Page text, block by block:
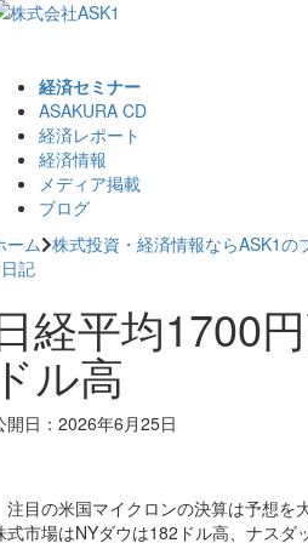
経済セミナー
ASAKURA CD
経済レポート
経済情報
メディア掲載
ブログ
ーム 株式投資・経済情報ならASK1の
日記
経平均1700
ドル高
開日：2026年6月25日
注目の米国マイクロンの決算は予想を
式市場はNYダウは182ドル高、ナスダ